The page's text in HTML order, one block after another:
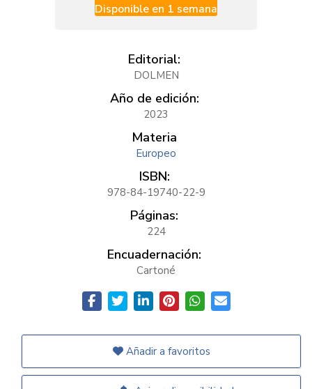
Disponible en 1 semana
Editorial:
DOLMEN
Año de edición:
2023
Materia
Europeo
ISBN:
978-84-19740-22-9
Páginas:
224
Encuadernación:
Cartoné
Añadir a favoritos